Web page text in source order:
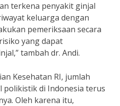
terkena penyakit ginjal
keluarga dengan
pemeriksaan secara
yang dapat
tambah dr. Andi.
Kesehatan RI, jumlah
polikistik di Indonesia terus
Oleh karena itu,